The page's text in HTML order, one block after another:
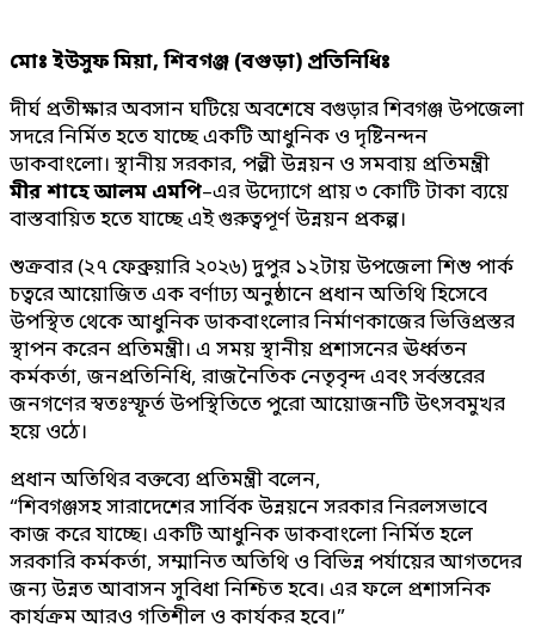
মোঃ ইউসুফ মিয়া, শিবগঞ্জ (বগুড়া) প্রতিনিধিঃ
দীর্ঘ প্রতীক্ষার অবসান ঘটিয়ে অবশেষে বগুড়ার শিবগঞ্জ উপজেলা
সদরে নির্মিত হতে যাচ্ছে একটি আধুনিক ও দৃষ্টিনন্দন
ডাকবাংলো। স্থানীয় সরকার, পল্লী উন্নয়ন ও সমবায় প্রতিমন্ত্রী
মীর শাহে আলম এমপি–এর উদ্যোগে প্রায় ৩ কোটি টাকা ব্যয়ে
বাস্তবায়িত হতে যাচ্ছে এই গুরুত্বপূর্ণ উন্নয়ন প্রকল্প।
শুক্রবার (২৭ ফেব্রুয়ারি ২০২৬) দুপুর ১২টায় উপজেলা শিশু পার্ক
চত্বরে আয়োজিত এক বর্ণাঢ্য অনুষ্ঠানে প্রধান অতিথি হিসেবে
উপস্থিত থেকে আধুনিক ডাকবাংলোর নির্মাণকাজের ভিত্তিপ্রস্তর
স্থাপন করেন প্রতিমন্ত্রী। এ সময় স্থানীয় প্রশাসনের ঊর্ধ্বতন
কর্মকর্তা, জনপ্রতিনিধি, রাজনৈতিক নেতৃবৃন্দ এবং সর্বস্তরের
জনগণের স্বতঃস্ফূর্ত উপস্থিতিতে পুরো আয়োজনটি উৎসবমুখর
হয়ে ওঠে।
প্রধান অতিথির বক্তব্যে প্রতিমন্ত্রী বলেন,
“শিবগঞ্জসহ সারাদেশের সার্বিক উন্নয়নে সরকার নিরলসভাবে
কাজ করে যাচ্ছে। একটি আধুনিক ডাকবাংলো নির্মিত হলে
সরকারি কর্মকর্তা, সম্মানিত অতিথি ও বিভিন্ন পর্যায়ের আগতদের
জন্য উন্নত আবাসন সুবিধা নিশ্চিত হবে। এর ফলে প্রশাসনিক
কার্যক্রম আরও গতিশীল ও কার্যকর হবে।”